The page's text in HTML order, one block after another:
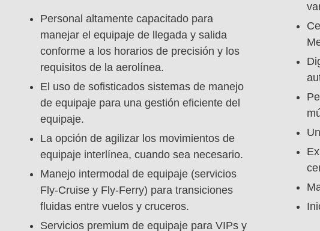
Personal altamente capacitado para
manejar el equipaje de llegada y salida
conforme a los horarios de precisión y los
requisitos de la aerolínea.
El uso de sofisticados sistemas de manejo
de equipaje para una gestión eficiente del
equipaje.
La opción de agilizar los movimientos de
equipaje interlínea, cuando sea necesario.
Manejo intermodal de equipaje (servicios
Fly-Cruise y Fly-Ferry) para transiciones
fluidas entre vuelos y cruceros.
Servicios premium de equipaje para VIPs y